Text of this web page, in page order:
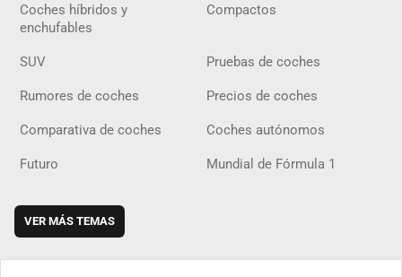
Coches híbridos y
enchufables
Compactos
SUV Pruebas de coches
Rumores de coches Precios de coches
Comparativa de coches Coches autónomos
Futuro Mundial de Fórmula 1
VER MÁS TEMAS